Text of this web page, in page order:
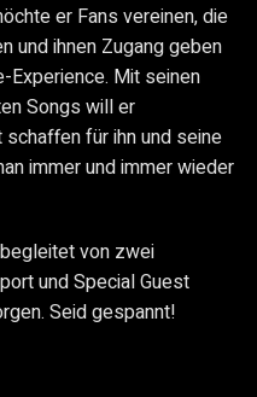
er Fans vereinen, die
und ihnen Zugang geben
Experience. Mit seinen
Songs will er
für ihn und seine
immer und immer wieder
begleitet von zwei
und Special Guest
Seid gespannt!